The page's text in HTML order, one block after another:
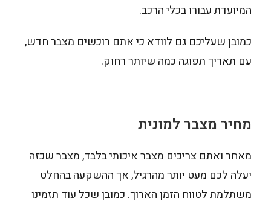
המיועדת עבורו בכלי הרכב.
כמובן שעליכם גם לוודא כי אתם רוכשים מצבר חדש,
עם תאריך תפוגה כמה שיותר רחוק.
מחיר מצבר למונית
מאחר ואתם צריכים מצבר איכותי בלבד, מצבר שכזה
יעלה לכם מעט יותר מהרגיל, אך ההשקעה בהחלט
משתלמת לטווח הזמן הארוך. כמובן שכל עוד תזמינו